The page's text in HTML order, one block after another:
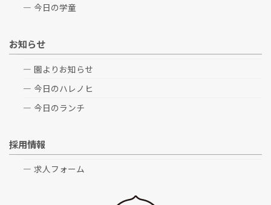
今日の学童
お知らせ
園よりお知らせ
今日のハレノヒ
今日のランチ
採用情報
求人フォーム